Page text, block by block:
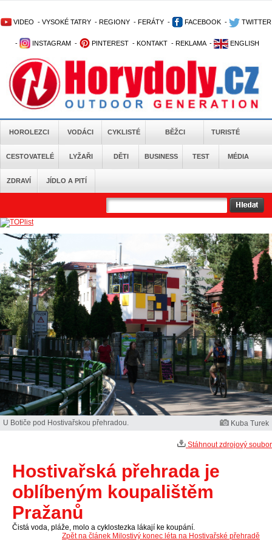
VIDEO - VYSOKÉ TATRY - REGIONY - FERÁTY - FACEBOOK - TWITTER
- INSTAGRAM - PINTEREST - KONTAKT - REKLAMA - ENGLISH
HOROLEZCI VODÁCI CYKLISTÉ BĚŽCI TURISTÉ
CESTOVATELÉ LYŽAŘI DĚTI BUSINESS TEST MÉDIA
ZDRAVÍ JÍDLO A PITÍ
U Botiče pod Hostivařskou přehradou. Kuba Turek
Stáhnout zdrojový soubor
Hostivařská přehrada je
oblíbeným koupalištěm
Pražanů
Čistá voda, pláže, molo a cyklostezka lákají ke koupání.
Zpět na článek Milostivý konec léta na Hostivařské přehradě